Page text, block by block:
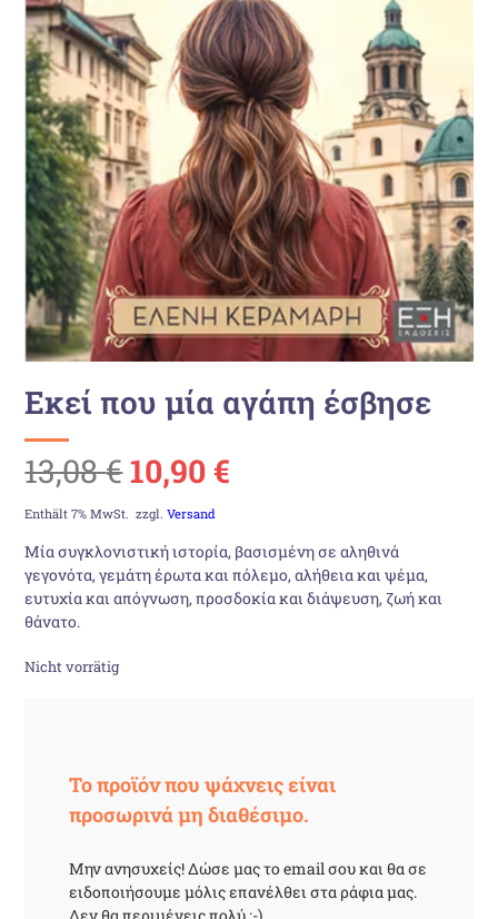
Εκεί που μία αγάπη έσβησε
13,08€ Ursprünglicher
Preis
war:
13,08 €
10,90€
ist:
10,90 €.
Enthält 7% MwSt. zzgl.Versand
Μία συγκλονιστική ιστορία, βασισμένη σε αληθινά
γεγονότα, γεμάτη έρωτα και πόλεμο, αλήθεια και ψέμα,
ευτυχία και απόγνωση, προσδοκία και διάψευση, ζωή και
θάνατο.
Nicht vorrätig
Το προϊόν που ψάχνεις είναι
προσωρινά μη διαθέσιμο.
Μην ανησυχείς! Δώσε μας το email σου και θα σε
ειδοποιήσουμε μόλις επανέλθει στα ράφια μας.